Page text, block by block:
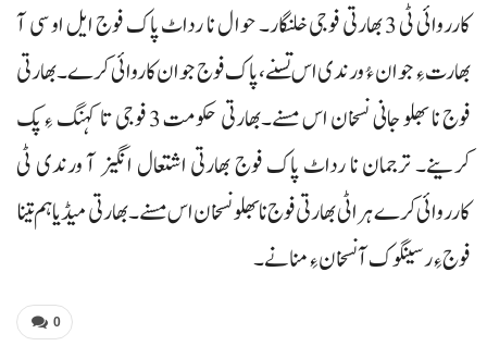
کارروائی ٹی 3 بھارتی فوجی خلنگار۔ حوال نا رداٹ پاک فوج ایل او سی آ
بھارت ءِ جوان ءُ ورندی اس تسنے، پاک فوج جوان کاروائی کرے۔ بھارتی
فوج نا بھلو جانی نسخان اس مسنے۔بھارتی حکومت 3 فوجی تا کہنگ ءِ پک
کرینے۔ ترجمان نا رداٹ پاک فوج بھارتی اشتعال انگیز آ ورندی ٹی
کارروائی کرے ہراٹی بھارتی فوج نا بھلو نسخان اس مسنے۔ بھارتی میڈیا ہم تینا
فوج ءِ رسینگوک آ نسخان ءِ منانے۔
0